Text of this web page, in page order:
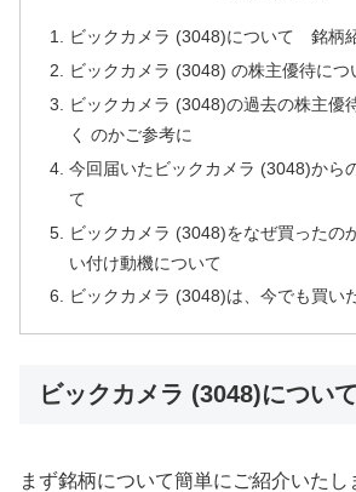
ビックカメラ (3048)について 銘柄
ビックカメラ (3048) の株主優待につ
ビックカメラ (3048)の過去の株主
く のかご参考に
今回届いたビックカメラ (3048)から
て
ビックカメラ (3048)をなぜ買ったの
い付け動機について
ビックカメラ (3048)は、今でも買い
ビックカメラ (3048)につい
まず銘柄について簡単にご紹介いたし